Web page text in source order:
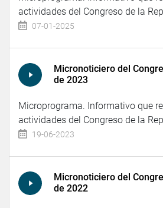
actividades del Congreso de la
07-01-2025
Micronoticiero del
de 2023
Microprograma. Informativo que
actividades del Congreso de la
19-06-2023
Micronoticiero del
de 2022